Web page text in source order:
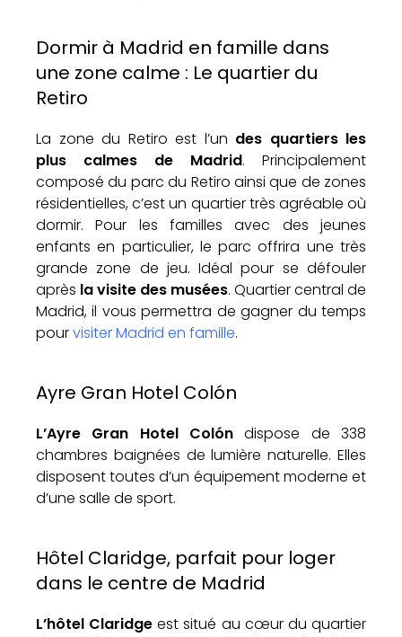
Dormir à Madrid en famille dans
une zone calme : Le quartier du
Retiro
La zone du Retiro est l’un des quartiers les
plus calmes de Madrid. Principalement
composé du parc du Retiro ainsi que de zones
résidentielles, c’est un quartier très agréable où
dormir. Pour les familles avec des jeunes
enfants en particulier, le parc offrira une très
grande zone de jeu. Idéal pour se défouler
après la visite des musées. Quartier central de
Madrid, il vous permettra de gagner du temps
pourvisiter Madrid en famille.
Ayre Gran Hotel Colón
L’Ayre Gran Hotel Colón dispose de 338
chambres baignées de lumière naturelle. Elles
disposent toutes d’un équipement moderne et
d’une salle de sport.
Hôtel Claridge, parfait pour loger
dans le centre de Madrid
L’hôtel Claridge est situé au cœur du quartier